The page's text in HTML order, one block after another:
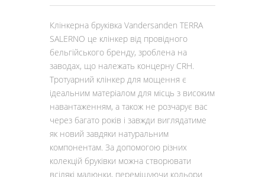
Клінкерна бруківка Vandersanden TERRA
SALERNO це клінкер від провідного
бельгійського бренду, зроблена на
заводах, що належать концерну CRH.
Тротуарний клінкер для мощення є
ідеальним матеріалом для місць з високим
навантаженням, а також не розчарує вас
через багато років і завжди виглядатиме
як новий завдяки натуральним
компонентам. За допомогою різних
колекцій бруківки можна створювати
всілякі малюнки, перемішуючи кольори